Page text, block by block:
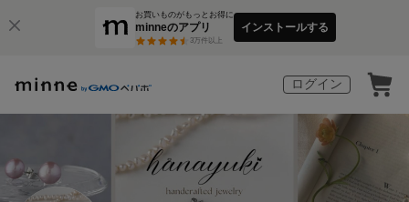
お買いものがもっとお得に
minneのアプリ
3万件以上
インストールする
ログイン